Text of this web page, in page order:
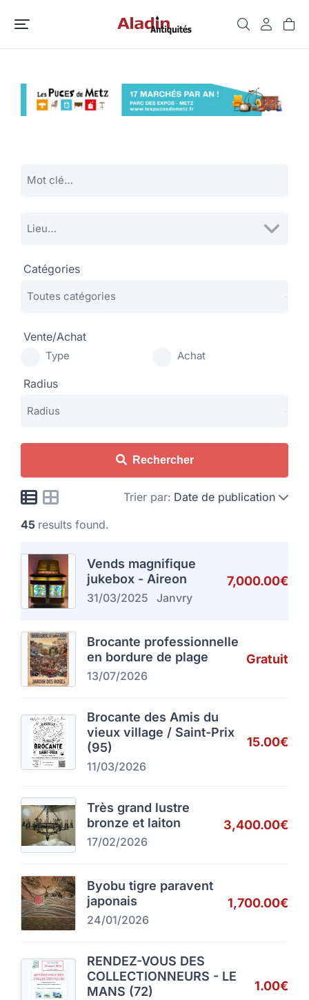
Catégories
Vente/Achat
Type Achat
Radius
Rechercher
Trier par: Date de publication
45 results found.
Vends magnifique
jukebox - Aireon
31/03/2025 Janvry
7,000.00€
Brocante professionnelle
en bordure de plage
13/07/2026
Gratuit
Brocante des Amis du
vieux village / Saint-Prix
(95)
11/03/2026
15.00€
Très grand lustre
bronze et laiton
17/02/2026
3,400.00€
Byobu tigre paravent
japonais
24/01/2026
1,700.00€
RENDEZ-VOUS DES
COLLECTIONNEURS - LE
MANS (72)
1.00€